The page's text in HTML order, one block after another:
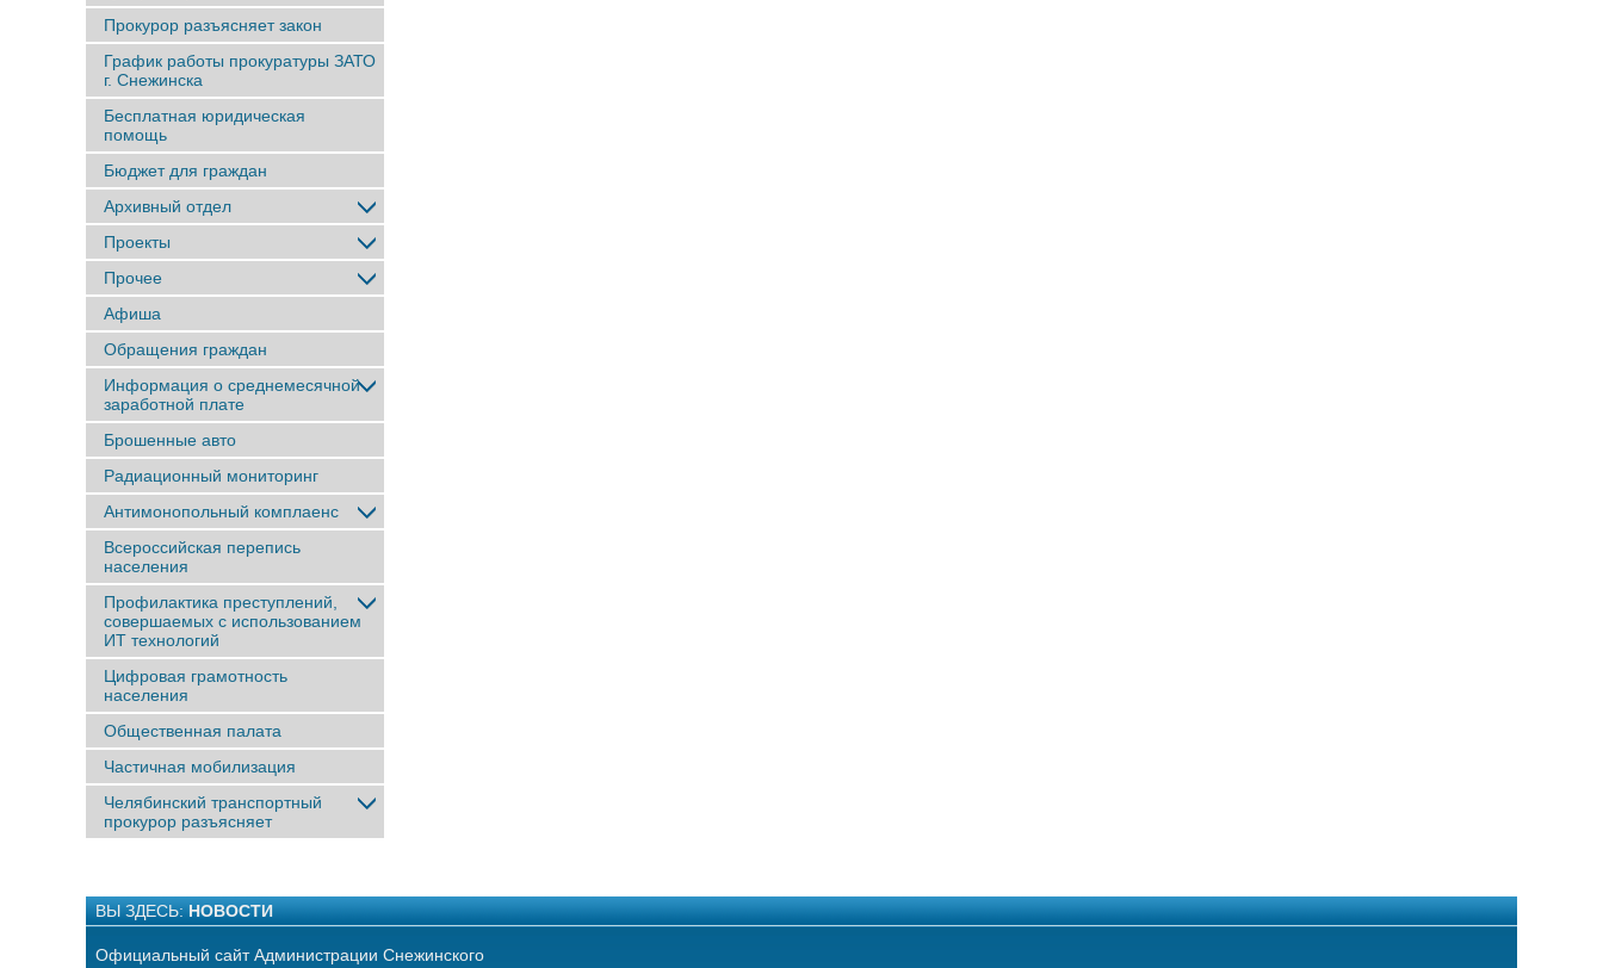
Прокурор разъясняет закон
График работы прокуратуры ЗАТО
г. Снежинска
Бесплатная юридическая
помощь
Бюджет для граждан
Архивный отдел
Проекты
Прочее
Афиша
Обращения граждан
Информация о среднемесячной
заработной плате
Брошенные авто
Радиационный мониторинг
Антимонопольный комплаенс
Всероссийская перепись
населения
Профилактика преступлений,
совершаемых с использованием
ИТ технологий
Цифровая грамотность
населения
Общественная палата
Частичная мобилизация
Челябинский транспортный
прокурор разъясняет
ВЫ ЗДЕСЬ: НОВОСТИ
Официальный сайт Администрации Снежинского